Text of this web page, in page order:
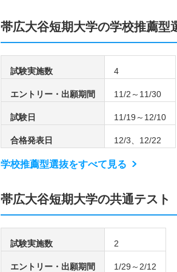
帯広大谷短期大学の学校推薦型
試験実施数 4
エントリー・出願期間 11/2～11/30
試験日 11/19～12/10
合格発表日 12/3、12/22
学校推薦型選抜をすべて見る
帯広大谷短期大学の共通テスト
試験実施数 2
エントリー・出願期間 1/29～2/12